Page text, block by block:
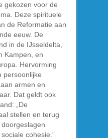
gekozen voor de
Deze spirituele
de Reformatie aan
eeuw. De
in de IJsseldelta,
Kampen, en
Hervorming
persoonlijke
armen en
Dat geldt ook
„De
stellen en terug
cohesie.”